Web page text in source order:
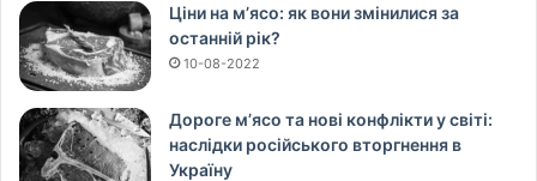
Ціни на м’ясо: як вони змінилися за
останній рік?
10-08-2022
Дороге м’ясо та нові конфлікти у світі:
наслідки російського вторгнення в
Україну